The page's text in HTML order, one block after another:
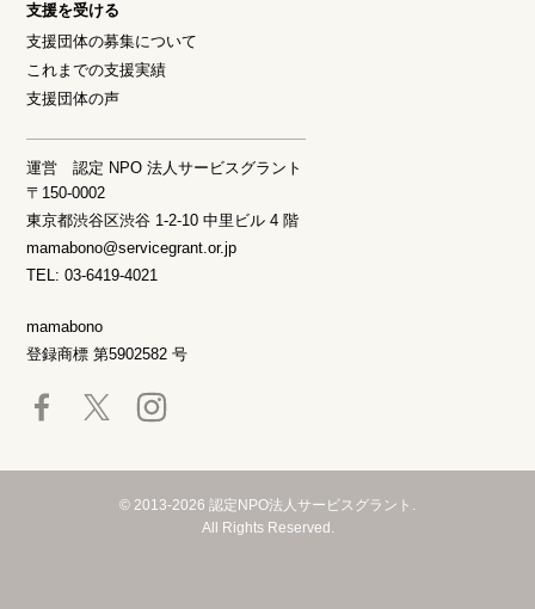
支援を受ける
支援団体の募集について
これまでの支援実績
支援団体の声
運営 認定 NPO 法人サービスグラント
〒150-0002
東京都渋谷区渋谷 1-2-10 中里ビル 4 階
mamabono@servicegrant.or.jp
TEL: 03-6419-4021
mamabono
登録商標 第5902582 号
© 2013-2026 認定NPO法人サービスグラント.
All Rights Reserved.